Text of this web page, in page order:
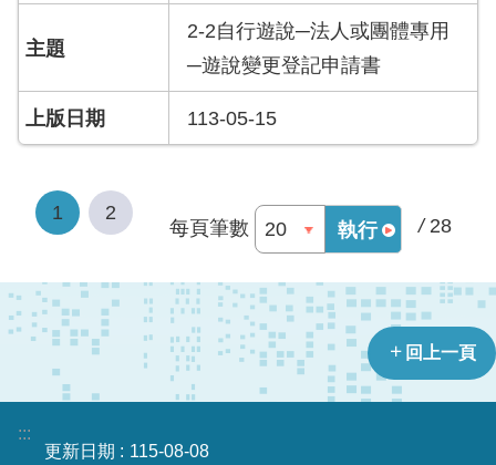
安
全
策
府
網
站
料
開
放
宣
告
權
2-2自行遊說─法人或團體專用
─遊說變更登記申請書
113-05-15
1 2
每頁筆數 執行 / 28
回上一頁
:::
更新日期
115-08-08